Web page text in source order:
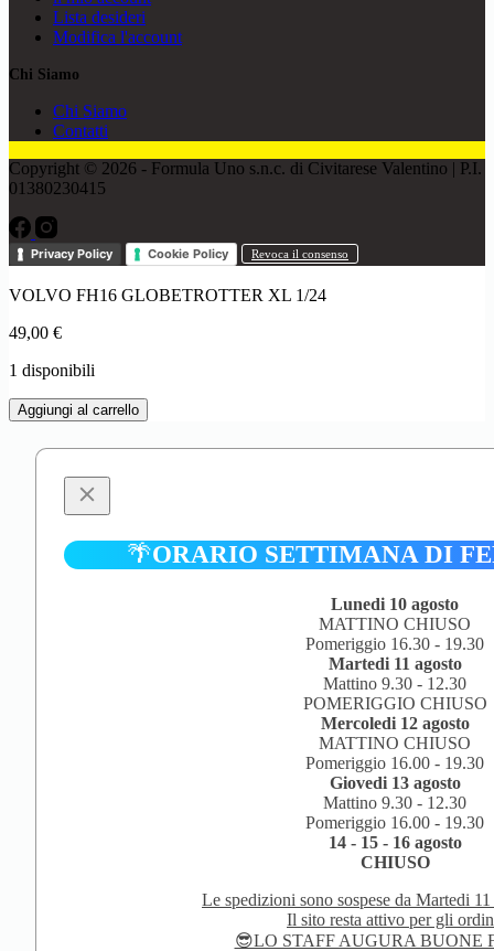
Lista desideri
Modifica l'account
Chi Siamo
Chi Siamo
Contatti
Copyright © 2026 - Formula Uno s.n.c. di Civitarese Valentino | P.I.
01380230415
Privacy Policy Cookie Policy Revoca il consenso
VOLVO FH16 GLOBETROTTER XL 1/24
49,00 €
1 disponibili
VOLVO
FH16
GLOBETROTTER
Aggiungi al carrello
🌴ORARIO SETTIMANA DI
Lunedi 10 agosto
MATTINO CHIUSO
Pomeriggio 16.30 - 19.30
Martedi 11 agosto
Mattino 9.30 - 12.30
POMERIGGIO CHIUSO
Mercoledi 12 agosto
MATTINO CHIUSO
Pomeriggio 16.00 - 19.30
Giovedi 13 agosto
Mattino 9.30 - 12.30
Pomeriggio 16.00 - 19.30
14 - 15 - 16 agosto
CHIUSO
Le spedizioni sono sospese da Martedi
Il sito resta attivo per gli
😎LO STAFF AUGURA BUONE